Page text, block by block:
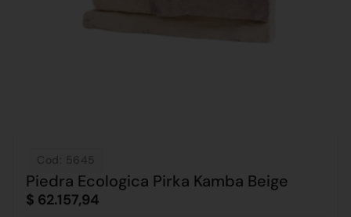
Cod: 5645
Piedra Ecologica Pirka Kamba Beige
$ 62.157,94